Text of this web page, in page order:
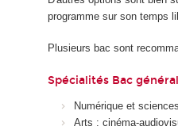
programme sur son temps
Plusieurs bac sont
Spécialités Bac
Numérique et
Arts : cinéma-